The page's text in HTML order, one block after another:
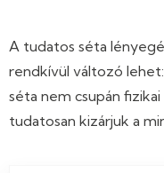
A tudatos séta
rendkívül változó
séta nem csupán
tudatosan kizárjuk a